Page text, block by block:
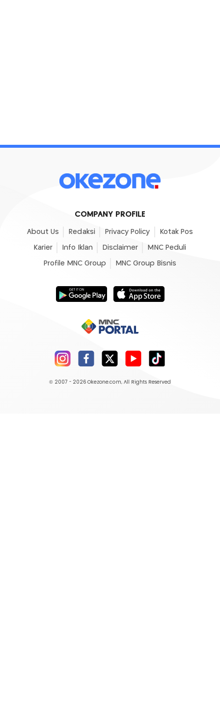
COMPANY PROFILE
About Us Redaksi Privacy Policy Kotak Pos
Karier Info Iklan Disclaimer MNC Peduli
Profile MNC Group MNC Group Bisnis
© 2007 - 2026 Okezone.com, All Rights Reserved